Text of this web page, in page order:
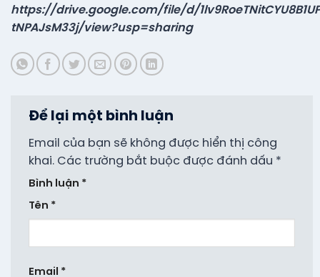
https://drive.google.com/file/d/
tNPAJsM33j/view?usp=sharing
Để lại một bình luận
Email của bạn sẽ không được hiển thị công
khai. Các trường bắt buộc được đánh dấu *
Bình luận *
Tên *
Email *